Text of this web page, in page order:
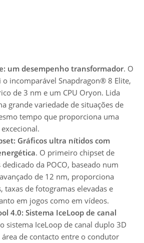
um desempenho transformador. O
o incomparável Snapdragon® 8 Elite,
de 3 nm e um CPU Oryon. Lida
grande variedade de situações de
tempo que proporciona uma
Gráficos ultra nítidos com
. O primeiro chipset de
da POCO, baseado num
de 12 nm, proporciona
taxas de fotogramas elevadas e
em jogos como em vídeos.
4.0: Sistema IceLoop de canal
sistema IceLoop de canal duplo 3D
área de contacto entre o condutor